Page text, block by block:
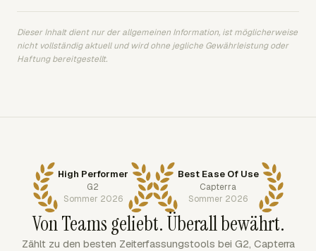
Dieser Inhalt dient nur der allgemeinen Information, ist möglicherweise
nicht vollständig aktuell und wird ohne jegliche Gewährleistung oder
Haftung bereitgestellt.
High Performer
G2
Sommer 2026
Best Ease Of Use
Capterra
Sommer 2026
Von Teams geliebt. Überall bewährt.
Zählt zu den besten Zeiterfassungstools bei G2, Capterra